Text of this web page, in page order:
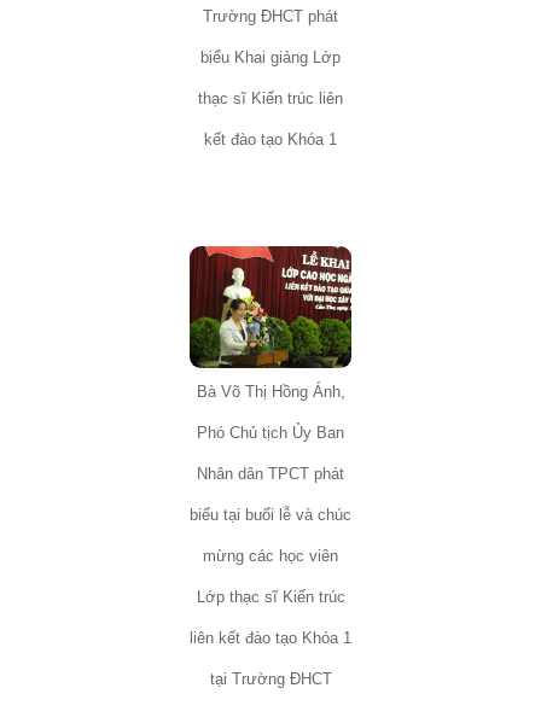
Trường ĐHCT phát
biểu Khai giảng Lớp
thạc sĩ Kiến trúc liên
kết đào tạo Khóa 1
Bà Võ Thị Hồng Ánh,
Phó Chủ tịch Ủy Ban
Nhân dân TPCT phát
biểu tại buổi lễ và chúc
mừng các học viên
Lớp thạc sĩ Kiến trúc
liên kết đào tạo Khóa 1
tại Trường ĐHCT